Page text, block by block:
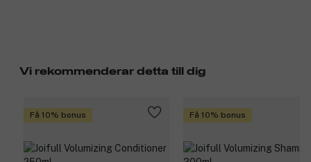
Vi rekommenderar detta till dig
Få 10% bonus Få 10% bonus